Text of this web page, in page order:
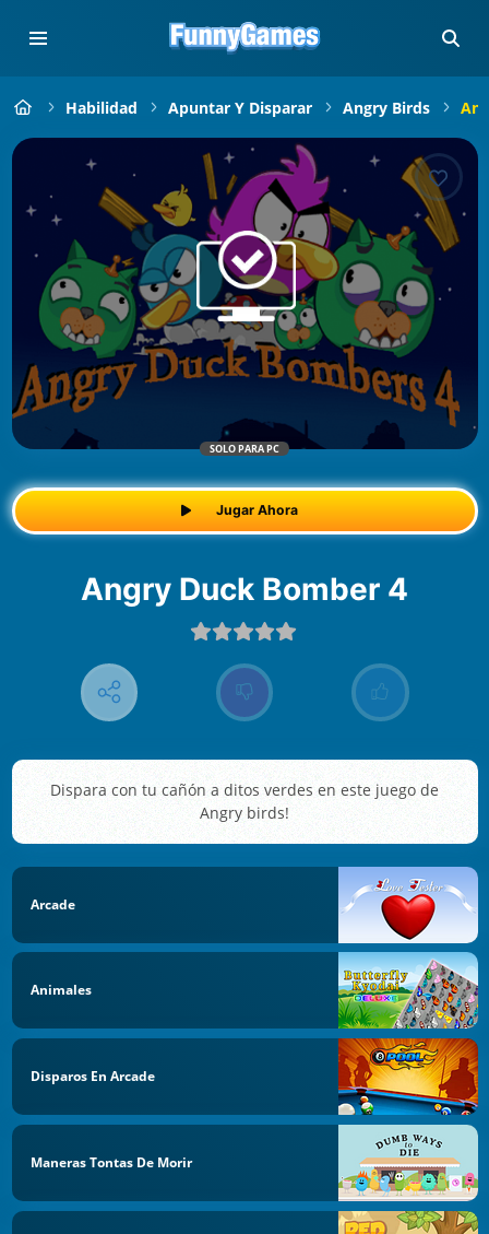
Habilidad Apuntar Y Disparar Angry Birds
SOLO PARA PC
Jugar Ahora
Angry Duck Bomber 4
Dispara con tu cañón a ditos verdes en este juego de
Angry birds!
Arcade
Animales
Disparos En Arcade
Maneras Tontas De Morir